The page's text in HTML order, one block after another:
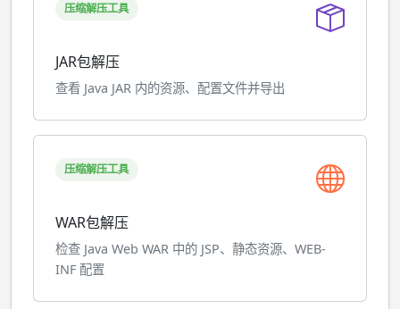
压缩解压工具
JAR包解压
查看 Java JAR 内的资源、配置文件并导出
压缩解压工具
WAR包解压
检查 Java Web WAR 中的 JSP、静态资源、WEB-
INF 配置